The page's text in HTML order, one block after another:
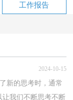
工作报告
2024-10-15
新的思考时，通常
让我们不断思考不断